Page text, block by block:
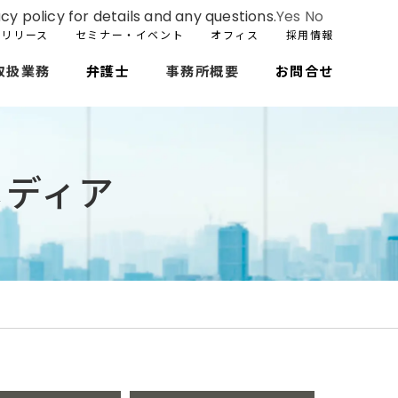
リース セミナー・イベント オフィス 採用情報
扱業務 弁護士 事務所概要 お問合せ
ィア
policy for details and any questions.Yes No